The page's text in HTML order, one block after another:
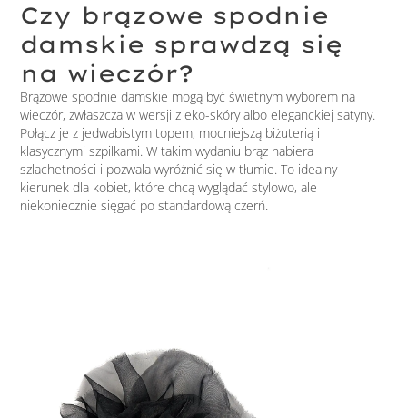
Czy brązowe spodnie
damskie sprawdzą się
na wieczór?
Brązowe spodnie damskie mogą być świetnym wyborem na
wieczór, zwłaszcza w wersji z eko-skóry albo eleganckiej satyny.
Połącz je z jedwabistym topem, mocniejszą biżuterią i
klasycznymi szpilkami. W takim wydaniu brąz nabiera
szlachetności i pozwala wyróżnić się w tłumie. To idealny
kierunek dla kobiet, które chcą wyglądać stylowo, ale
niekoniecznie sięgać po standardową czerń.